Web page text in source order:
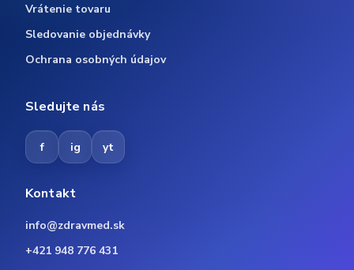
Vrátenie tovaru
Sledovanie objednávky
Ochrana osobných údajov
Sledujte nás
f ig yt
Kontakt
info@zdravmed.sk
+421 948 776 431